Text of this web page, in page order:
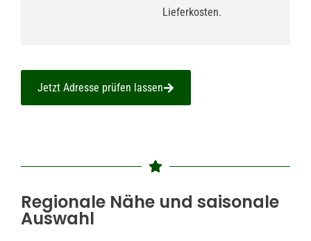
Lieferkosten.
Jetzt Adresse prüfen lassen
Regionale Nähe und saisonale
Auswahl